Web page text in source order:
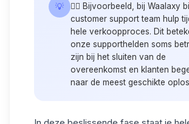
💡
👉🏼 Bijvoorbeeld, bij Waalaxy
customer support team hulp
hele verkoopproces. Dit
onze supporthelden soms
zijn bij het sluiten van de
overeenkomst en klanten
naar de meest geschikte